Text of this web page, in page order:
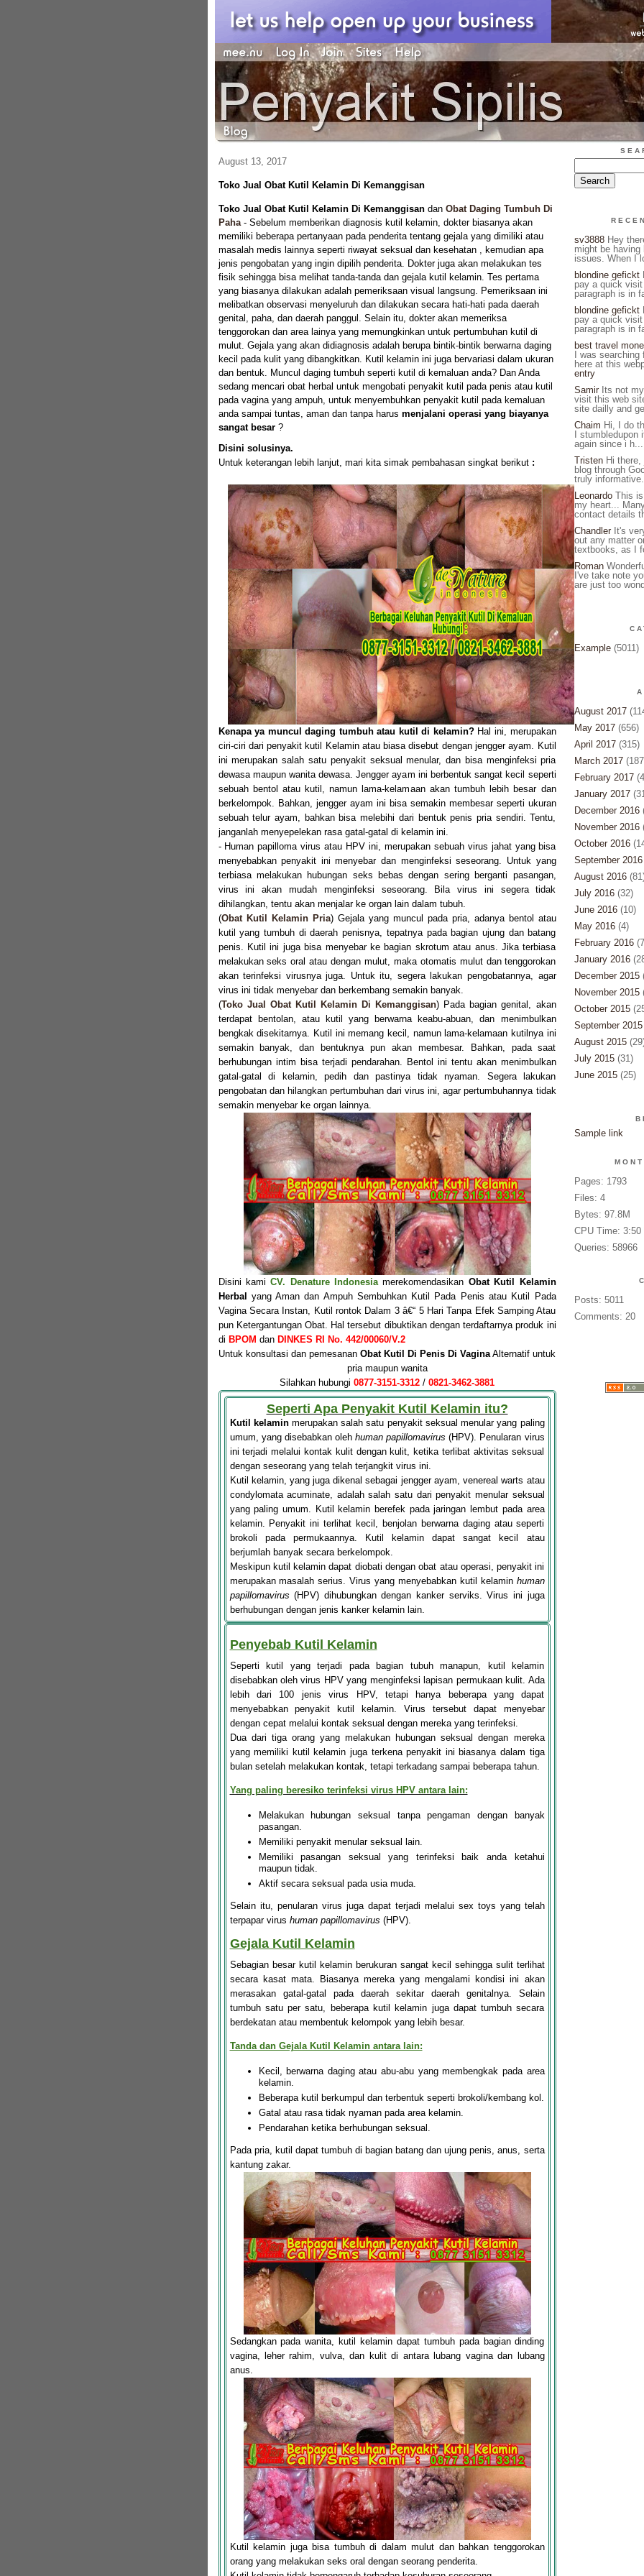
August 13, 2017
Toko Jual Obat Kutil Kelamin Di Kemanggisan
Toko Jual Obat Kutil Kelamin Di Kemanggisandan Obat Daging Tumbuh Di
Paha- Sebelum memberikan diagnosis kutil kelamin, dokter biasanya akan
memiliki beberapa pertanyaan pada penderita tentang gejala yang dimiliki atau
masalah medis lainnya seperti riwayat seksual dan kesehatan , kemudian apa
jenis pengobatan yang ingin dipilih penderita. Dokter juga akan melakukan tes
fisik sehingga bisa melihat tanda-tanda dan gejala kutil kelamin. Tes pertama
yang biasanya dilakukan adalah pemeriksaan visual langsung. Pemeriksaan ini
melibatkan observasi menyeluruh dan dilakukan secara hati-hati pada daerah
genital, paha, dan daerah panggul. Selain itu, dokter akan memeriksa
tenggorokan dan area lainya yang memungkinkan untuk pertumbuhan kutil di
mulut. Gejala yang akan didiagnosis adalah berupa bintik-bintik berwarna daging
kecil pada kulit yang dibangkitkan. Kutil kelamin ini juga bervariasi dalam ukuran
dan bentuk. Muncul daging tumbuh seperti kutil di kemaluan anda? Dan Anda
sedang mencari obat herbal untuk mengobati penyakit kutil pada penis atau kutil
pada vagina yang ampuh, untuk menyembuhkan penyakit kutil pada kemaluan
anda sampai tuntas, aman dan tanpa harus menjalani operasi yang biayanya
sangat besar ?
Disini solusinya.
Untuk keterangan lebih lanjut, mari kita simak pembahasan singkat berikut:
Kenapa ya muncul daging tumbuh atau kutil di kelamin?Hal ini, merupakan
ciri-ciri dari penyakit kutil Kelamin atau biasa disebut dengan jengger ayam. Kutil
ini merupakan salah satu penyakit seksual menular, dan bisa menginfeksi pria
dewasa maupun wanita dewasa. Jengger ayam ini berbentuk sangat kecil seperti
sebuah bentol atau kutil, namun lama-kelamaan akan tumbuh lebih besar dan
berkelompok. Bahkan, jengger ayam ini bisa semakin membesar seperti ukuran
sebuah telur ayam, bahkan bisa melebihi dari bentuk penis pria sendiri. Tentu,
janganlah menyepelekan rasa gatal-gatal di kelamin ini.
- Human papilloma virus atau HPV ini, merupakan sebuah virus jahat yang bisa
menyebabkan penyakit ini menyebar dan menginfeksi seseorang. Untuk yang
terbiasa melakukan hubungan seks bebas dengan sering berganti pasangan,
virus ini akan mudah menginfeksi seseorang. Bila virus ini segera tidak
dihilangkan, tentu akan menjalar ke organ lain dalam tubuh.
(Obat Kutil Kelamin Pria) Gejala yang muncul pada pria, adanya bentol atau
kutil yang tumbuh di daerah penisnya, tepatnya pada bagian ujung dan batang
penis. Kutil ini juga bisa menyebar ke bagian skrotum atau anus. Jika terbiasa
melakukan seks oral atau dengan mulut, maka otomatis mulut dan tenggorokan
akan terinfeksi virusnya juga. Untuk itu, segera lakukan pengobatannya, agar
virus ini tidak menyebar dan berkembang semakin banyak.
(Toko Jual Obat Kutil Kelamin Di Kemanggisan) Pada bagian genital, akan
terdapat bentolan, atau kutil yang berwarna keabu-abuan, dan menimbulkan
bengkak disekitarnya. Kutil ini memang kecil, namun lama-kelamaan kutilnya ini
semakin banyak, dan bentuknya pun akan membesar. Bahkan, pada saat
berhubungan intim bisa terjadi pendarahan. Bentol ini tentu akan menimbulkan
gatal-gatal di kelamin, pedih dan pastinya tidak nyaman. Segera lakukan
pengobatan dan hilangkan pertumbuhan dari virus ini, agar pertumbuhannya tidak
semakin menyebar ke organ lainnya.
Disini kamiCV. Denature Indonesiamerekomendasikan Obat Kutil Kelamin
Herbal yang Aman dan Ampuh Sembuhkan Kutil Pada Penis atau Kutil Pada
Vagina Secara Instan, Kutil rontok Dalam 3 â€“ 5 Hari Tanpa Efek Samping Atau
pun Ketergantungan Obat. Hal tersebut dibuktikan dengan terdaftarnya produk ini
di BPOM dan DINKES RI No. 442/00060/V.2
Untuk konsultasi dan pemesanan Obat Kutil Di Penis Di VaginaAlternatif untuk
pria maupun wanita
Silahkan hubungi 0877-3151-3312 / 0821-3462-3881
Seperti Apa Penyakit Kutil Kelamin itu?
Kutil kelaminmerupakan salah satu penyakit seksual menular yang paling
umum, yang disebabkan oleh human papillomavirus (HPV). Penularan virus
ini terjadi melalui kontak kulit dengan kulit, ketika terlibat aktivitas seksual
dengan seseorang yang telah terjangkit virus ini.
Kutil kelamin, yang juga dikenal sebagai jengger ayam, venereal warts atau
condylomata acuminate, adalah salah satu dari penyakit menular seksual
yang paling umum. Kutil kelamin berefek pada jaringan lembut pada area
kelamin. Penyakit ini terlihat kecil, benjolan berwarna daging atau seperti
brokoli pada permukaannya. Kutil kelamin dapat sangat kecil atau
berjumlah banyak secara berkelompok.
Meskipun kutil kelamin dapat diobati dengan obat atau operasi, penyakit ini
merupakan masalah serius. Virus yang menyebabkan kutil kelamin human
papillomavirus (HPV) dihubungkan dengan kanker serviks. Virus ini juga
berhubungan dengan jenis kanker kelamin lain.
Penyebab Kutil Kelamin
Seperti kutil yang terjadi pada bagian tubuh manapun, kutil kelamin
disebabkan oleh virus HPV yang menginfeksi lapisan permukaan kulit. Ada
lebih dari 100 jenis virus HPV, tetapi hanya beberapa yang dapat
menyebabkan penyakit kutil kelamin. Virus tersebut dapat menyebar
dengan cepat melalui kontak seksual dengan mereka yang terinfeksi.
Dua dari tiga orang yang melakukan hubungan seksual dengan mereka
yang memiliki kutil kelamin juga terkena penyakit ini biasanya dalam tiga
bulan setelah melakukan kontak, tetapi terkadang sampai beberapa tahun.
Yang paling beresiko terinfeksi virus HPV antara lain:
Melakukan hubungan seksual tanpa pengaman dengan banyak
pasangan.
Memiliki penyakit menular seksual lain.
Memiliki pasangan seksual yang terinfeksi baik anda ketahui
maupun tidak.
Aktif secara seksual pada usia muda.
Selain itu, penularan virus juga dapat terjadi melalui sex toys yang telah
terpapar virus human papillomavirus (HPV).
Gejala Kutil Kelamin
Sebagian besar kutil kelamin berukuran sangat kecil sehingga sulit terlihat
secara kasat mata. Biasanya mereka yang mengalami kondisi ini akan
merasakan gatal-gatal pada daerah sekitar daerah genitalnya. Selain
tumbuh satu per satu, beberapa kutil kelamin juga dapat tumbuh secara
berdekatan atau membentuk kelompok yang lebih besar.
Tanda dan Gejala Kutil Kelamin antara lain:
Kecil, berwarna daging atau abu-abu yang membengkak pada area
kelamin.
Beberapa kutil berkumpul dan terbentuk seperti brokoli/kembang kol.
Gatal atau rasa tidak nyaman pada area kelamin.
Pendarahan ketika berhubungan seksual.
Pada pria, kutil dapat tumbuh di bagian batang dan ujung penis, anus, serta
kantung zakar.
Sedangkan pada wanita, kutil kelamin dapat tumbuh pada bagian dinding
vagina, leher rahim, vulva, dan kulit di antara lubang vagina dan lubang
anus.
Kutil kelamin juga bisa tumbuh di dalam mulut dan bahkan tenggorokan
orang yang melakukan seks oral dengan seorang penderita.
sv3888Hey
might be having
issues. When I
blondine gefickt
pay a quick
paragraph is in
blondine gefickt
pay a quick
paragraph is in
best travel
I was
here at this
entry
SamirIts not my
visit this web
site dailly and
Chaim Hi, I do
I
again since i h...
TristenHi there,
blog through
truly
LeonardoThis is
my heart...
contact details
ChandlerIt's
out any matter
textbooks, as I
Roman
I've take note
are just too
Example(5011)
August 2017
May 2017(656)
April 2017(315)
March 2017
February 2017
January 2017
December 2016
November 2016
October 2016
September 2016
August 2016
July 2016(32)
June 2016(10)
May 2016(4)
February 2016
January 2016
December 2015
November 2015
October 2015
September 2015
August 2015
July 2015(31)
June 2015(25)
Sample link
Pages: 1793
Files: 4
Bytes: 97.8M
CPU Time: 3:50
Queries: 58966
Posts: 5011
Comments: 20